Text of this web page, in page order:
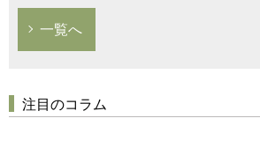
一覧へ
注目のコラム